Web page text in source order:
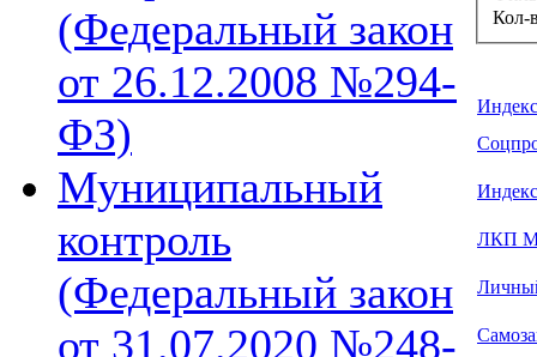
(Федеральный закон
от 26.12.2008 №294-
ФЗ)
Муниципальный
контроль
(Федеральный закон
от 31.07.2020 №248-
Кол-
ЛКП